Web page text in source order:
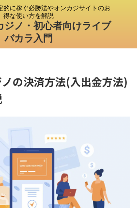
的に稼ぐ必勝法やオンカジサイトのお
得な使い方を解説
ジノ・初心者向けライブ
バカラ入門
の決済方法(入出金方法)